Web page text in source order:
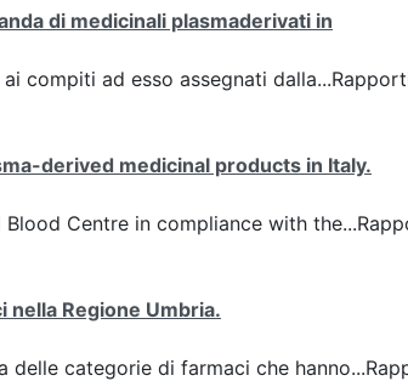
di medicinali plasmaderivati in
compiti ad esso assegnati
derived medicinal products in Italy.
Centre in compliance with
nella Regione Umbria.
delle categorie di farmaci che